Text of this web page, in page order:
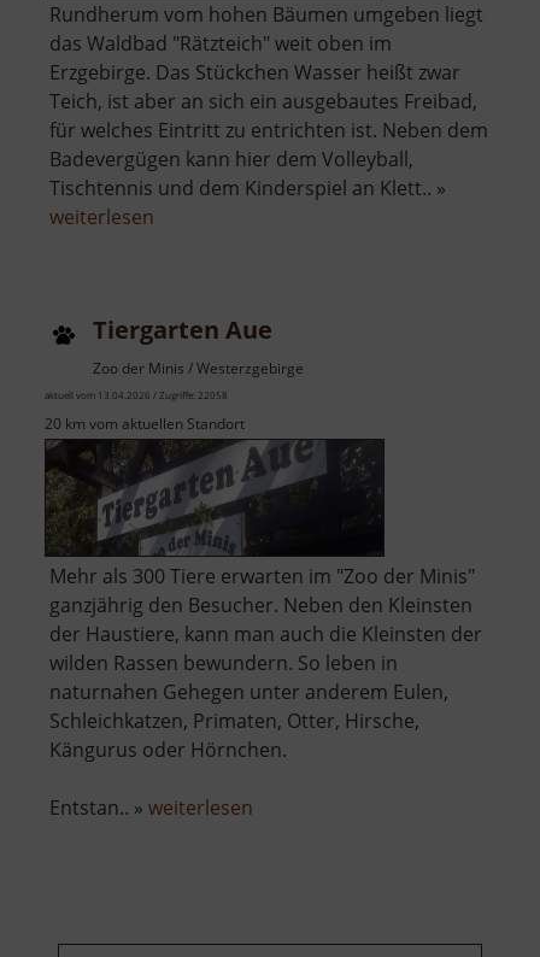
Rundherum vom hohen Bäumen umgeben liegt
das Waldbad "Rätzteich" weit oben im
Erzgebirge. Das Stückchen Wasser heißt zwar
Teich, ist aber an sich ein ausgebautes Freibad,
für welches Eintritt zu entrichten ist. Neben dem
Badevergügen kann hier dem Volleyball,
Tischtennis und dem Kinderspiel an Klett.. »
weiterlesen
Tiergarten Aue
Zoo der Minis / Westerzgebirge
aktuell vom 13.04.2026 / Zugriffe: 22058
20 km vom aktuellen Standort
Mehr als 300 Tiere erwarten im "Zoo der Minis"
ganzjährig den Besucher. Neben den Kleinsten
der Haustiere, kann man auch die Kleinsten der
wilden Rassen bewundern. So leben in
naturnahen Gehegen unter anderem Eulen,
Schleichkatzen, Primaten, Otter, Hirsche,
Kängurus oder Hörnchen.
Entstan.. » weiterlesen